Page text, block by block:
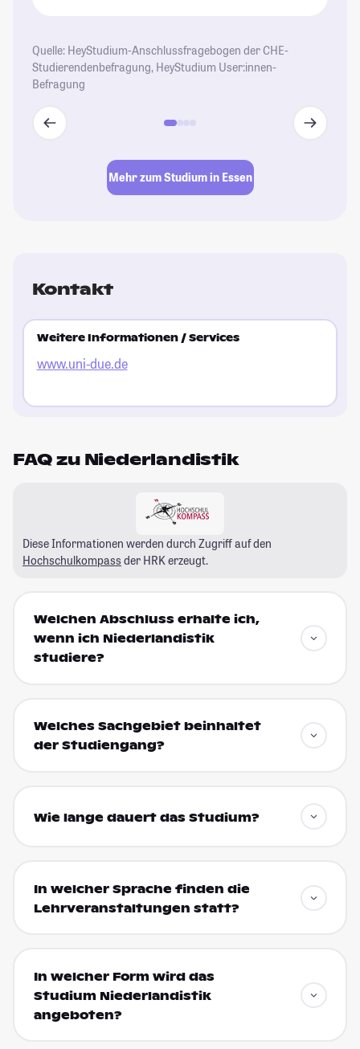
Quelle: HeyStudium-Anschlussfragebogen der CHE-
Studierendenbefragung, HeyStudium User:innen-
Befragung
Mehr zum Studium in Essen
Kontakt
Weitere Informationen / Services
www.uni-due.de
FAQ zu Niederlandistik
Diese Informationen werden durch Zugriff auf den
Hochschulkompass der HRK erzeugt.
Welchen Abschluss erhalte ich,
wenn ich Niederlandistik
studiere?
Welches Sachgebiet beinhaltet
der Studiengang?
Wie lange dauert das Studium?
In welcher Sprache finden die
Lehrveranstaltungen statt?
In welcher Form wird das
Studium Niederlandistik
angeboten?